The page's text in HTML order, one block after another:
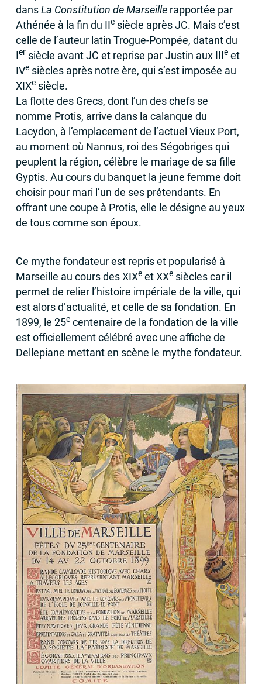
dansLa Constitution de Marseillerapportée par
Athénée à la fin du IIesiècle aprèsJC. Mais c’est
celle de l’auteur latin Trogue-Pompée, datant du
Iersiècle avantJC et reprise par Justin aux IIIeet
IVesiècles après notre ère, qui s’est imposée au
XIXesiècle.
La flotte des Grecs, dont l’un des chefs se
nomme Protis, arrive dans la calanque du
Lacydon, à l’emplacement de l’actuel Vieux Port,
au moment où Nannus, roi des Ségobriges qui
peuplent la région, célèbre le mariage de sa fille
Gyptis. Au cours du banquet la jeune femme doit
choisir pour mari l’un de ses prétendants. En
offrant une coupe à Protis, elle le désigne au yeux
de tous comme son époux.
Ce mythe fondateur est repris et popularisé à
Marseille au cours desXIXeetXXesiècles car il
permet de relier l’histoire impériale de la ville, qui
est alors d’actualité, et celle de sa fondation. En
1899, le 25ecentenaire de la fondation de la ville
est officiellement célébré avec une affiche de
Dellepiane mettant en scène le mythe fondateur.